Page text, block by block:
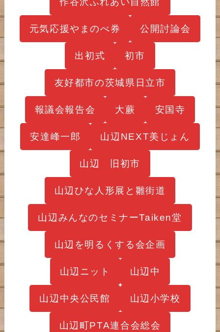
元気応援やまのべ券 公開討論会
出初式 初市
友好都市の茨城県日立市
報議会報告会 大蕨 安国寺
安達峰一郎 山辺NEXT美じょん
山辺 旧初市
山辺ひな人形展と雛街道
山辺みんなのセミナーTaiken堂
山辺を明るくする会企画
山辺ニット 山辺中
山辺中央公民館 山辺小学校
山辺町PTA連合会総会